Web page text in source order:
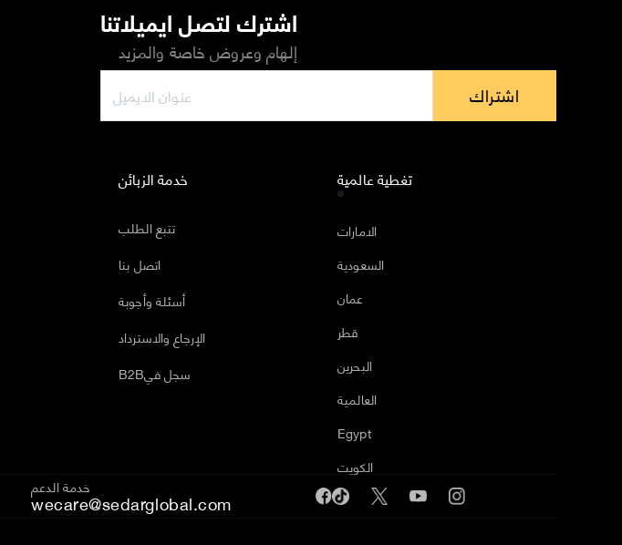
اشترك لتصل ايميلاتنا
إلهام وعروض خاصة والمزيد
اشتراك
خدمة الزبائن
تتبع الطلب
اتصل بنا
أسئلة وأجوبة
الإرجاع والاسترداد
B2Bسجل في
تغطية عالمية
الامارات
السعودية
عمان
قطر
البحرين
العالمية
Egypt
الكويت
خدمة الدعم
wecare@sedarglobal.com